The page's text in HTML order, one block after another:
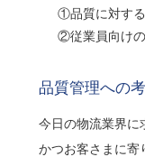
①品質に対す
②従業員向け
品質管理への
今日の物流業界に
かつお客さまに寄